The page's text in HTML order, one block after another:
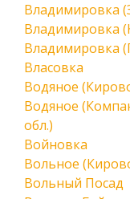
Владимировка
Владимировка
Владимировка
Власовка
Водяное
Водяное
обл.)
Войновка
Вольное
Вольный Посад